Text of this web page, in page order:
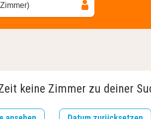
keine Zimmer zu deiner